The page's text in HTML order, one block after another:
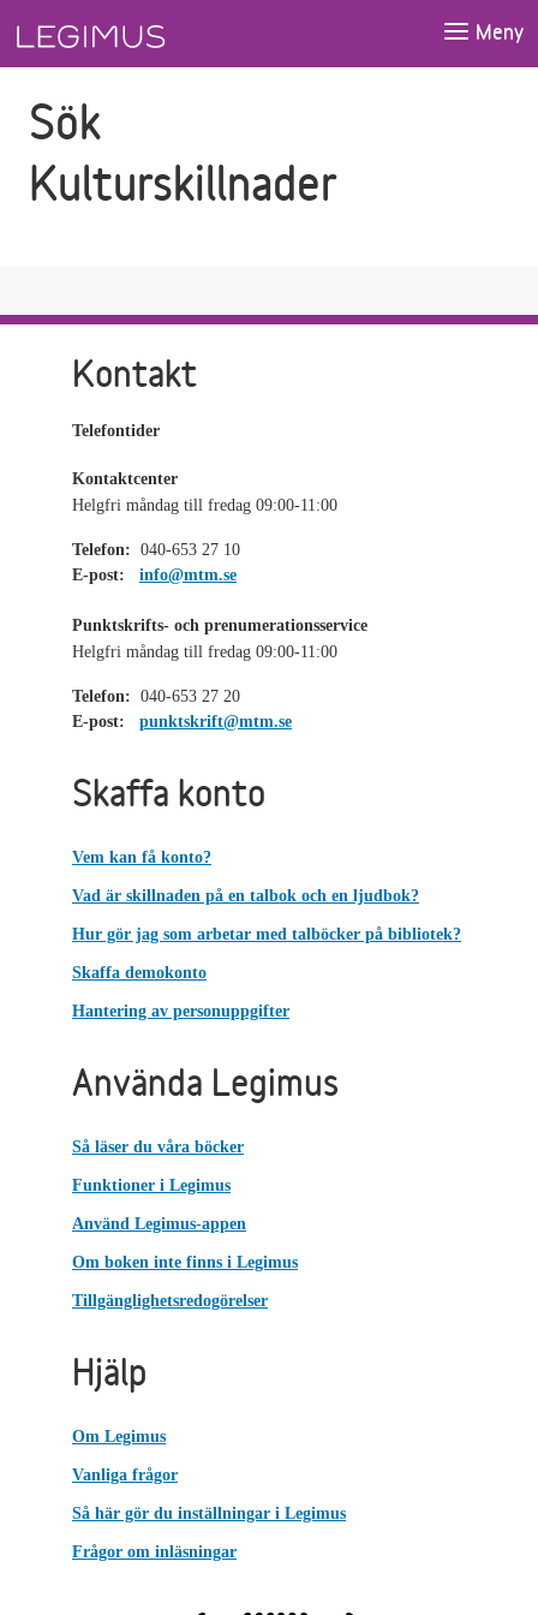
Meny
Sök
Kulturskillnader
Kontakt
Telefontider
Kontaktcenter
Helgfri måndag till fredag 09:00-11:00
Telefon: 040-653 27 10
E-post:
info@mtm.se
Punktskrifts- och prenumerationsservice
Helgfri måndag till fredag 09:00-11:00
Telefon: 040-653 27 20
E-post:
punktskrift@mtm.se
Skaffa konto
Vem kan få konto?
Vad är skillnaden på en talbok och en ljudbok?
Hur gör jag som arbetar med talböcker på bibliotek?
Skaffa demokonto
Hantering av personuppgifter
Använda Legimus
Så läser du våra böcker
Funktioner i Legimus
Använd Legimus-appen
Om boken inte finns i Legimus
Tillgänglighetsredogörelser
Hjälp
Om Legimus
Vanliga frågor
Så här gör du inställningar i Legimus
Frågor om inläsningar